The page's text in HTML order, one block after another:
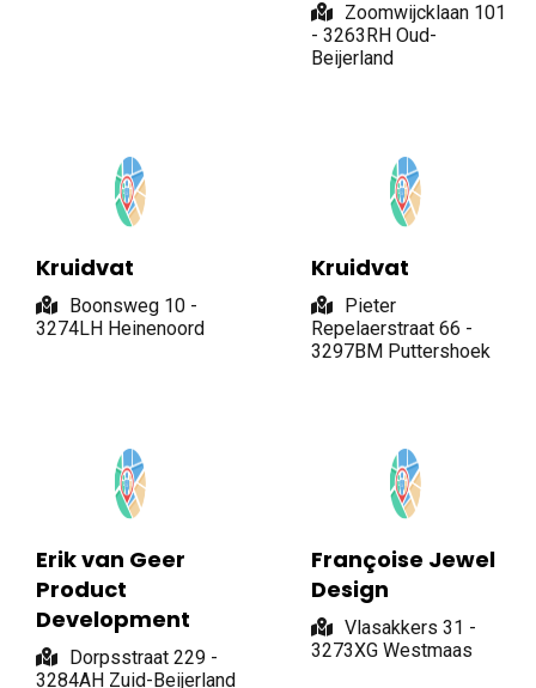
Zoomwijcklaan 101
- 3263RH Oud-
Beijerland
Kruidvat
Boonsweg 10 -
3274LH Heinenoord
Kruidvat
Pieter
Repelaerstraat 66 -
3297BM Puttershoek
Erik van Geer
Product
Development
Dorpsstraat 229 -
3284AH Zuid-Beijerland
Françoise Jewel
Design
Vlasakkers 31 -
3273XG Westmaas